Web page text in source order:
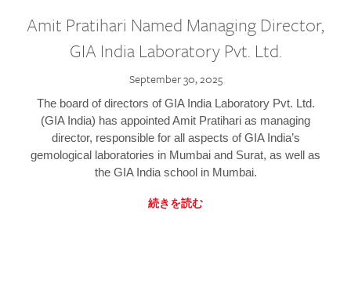
Amit Pratihari Named Managing Director,
GIA India Laboratory Pvt. Ltd.
September 30, 2025
The board of directors of GIA India Laboratory Pvt. Ltd.
(GIA India) has appointed Amit Pratihari as managing
director, responsible for all aspects of GIA India’s
gemological laboratories in Mumbai and Surat, as well as
the GIA India school in Mumbai.
続きを読む